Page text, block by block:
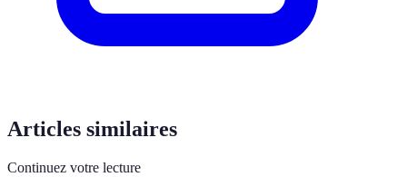
Articles similaires
Continuez votre lecture